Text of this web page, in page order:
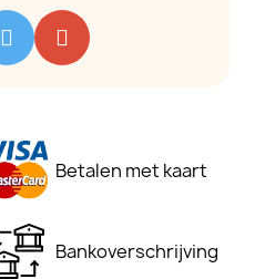
Betalen met kaart
Bankoverschrijving